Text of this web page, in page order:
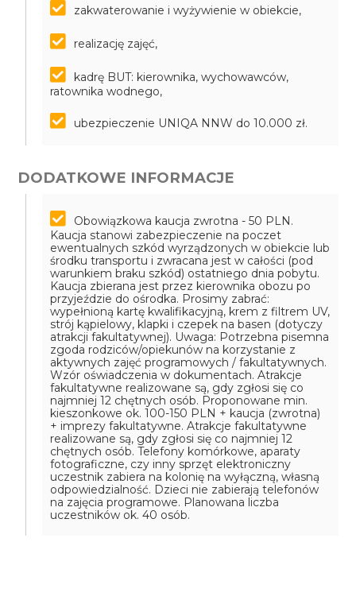
zakwaterowanie i wyżywienie w obiekcie,
realizację zajęć,
kadrę BUT: kierownika, wychowawców,
ratownika wodnego,
ubezpieczenie UNIQA NNW do 10.000 zł.
DODATKOWE INFORMACJE
Obowiązkowa kaucja zwrotna - 50 PLN.
Kaucja stanowi zabezpieczenie na poczet
ewentualnych szkód wyrządzonych w obiekcie lub
środku transportu i zwracana jest w całości (pod
warunkiem braku szkód) ostatniego dnia pobytu.
Kaucja zbierana jest przez kierownika obozu po
przyjeździe do ośrodka. Prosimy zabrać:
wypełnioną kartę kwalifikacyjną, krem z filtrem UV,
strój kąpielowy, klapki i czepek na basen (dotyczy
atrakcji fakultatywnej). Uwaga: Potrzebna pisemna
zgoda rodziców/opiekunów na korzystanie z
aktywnych zajęć programowych / fakultatywnych.
Wzór oświadczenia w dokumentach. Atrakcje
fakultatywne realizowane są, gdy zgłosi się co
najmniej 12 chętnych osób. Proponowane min.
kieszonkowe ok. 100-150 PLN + kaucja (zwrotna)
+ imprezy fakultatywne. Atrakcje fakultatywne
realizowane są, gdy zgłosi się co najmniej 12
chętnych osób. Telefony komórkowe, aparaty
fotograficzne, czy inny sprzęt elektroniczny
uczestnik zabiera na kolonię na wyłączną, własną
odpowiedzialność. Dzieci nie zabierają telefonów
na zajęcia programowe. Planowana liczba
uczestników ok. 40 osób.